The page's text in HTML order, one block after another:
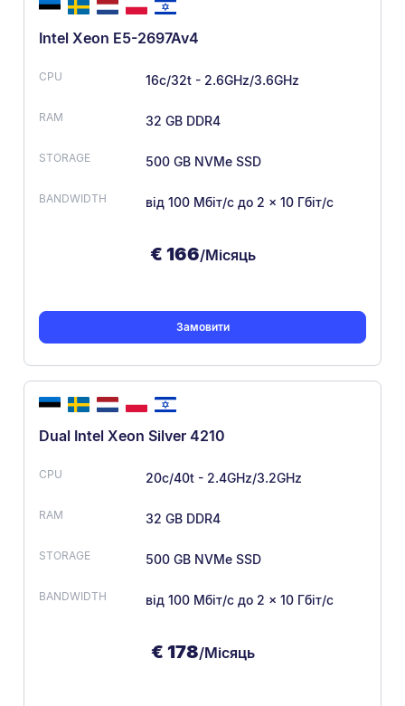
Intel Xeon E5-2697Av4
16c/32t - 2.6GHz/3.6GHz
32 GB DDR4
500 GB NVMe SSD
від 100 Мбіт/с до 2 × 10 Гбіт/с
€ 166/Місяць
Замовити
Dual Intel Xeon Silver 4210
20c/40t - 2.4GHz/3.2GHz
32 GB DDR4
500 GB NVMe SSD
від 100 Мбіт/с до 2 × 10 Гбіт/с
€ 178/Місяць